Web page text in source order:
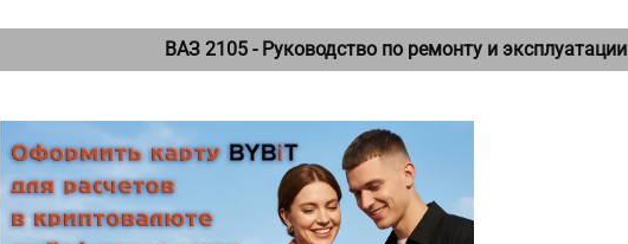
ВАЗ 2105 - Руководство по ремонту и эксплуатации